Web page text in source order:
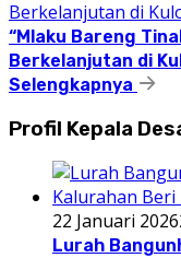
“Mlaku Bareng
Berkelanjutan di
Selengkapnya
Profil Kepala
22 Januari 2026
Lurah